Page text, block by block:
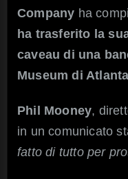
Company ha
ha trasferito la
caveau di una
Museum di Atlanta
Phil Mooney,
in un comunicato
fatto di tutto per